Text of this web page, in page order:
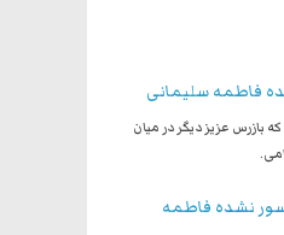
فاطمه سلیمانی
بازرس عزیز دیگر در میان
نشده فاطمه